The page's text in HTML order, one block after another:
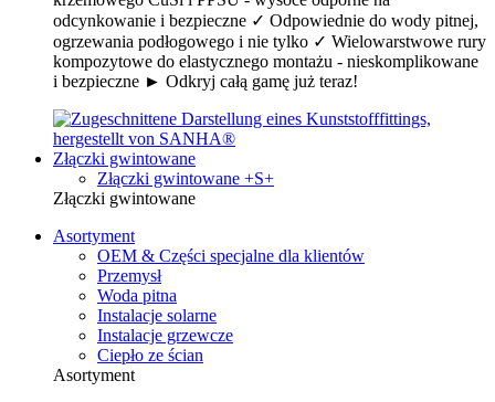
odcynkowanie i bezpieczne ✓ Odpowiednie do wody pitnej,
ogrzewania podłogowego i nie tylko ✓ Wielowarstwowe rury
kompozytowe do elastycznego montażu - nieskomplikowane
i bezpieczne ► Odkryj całą gamę już teraz!
Złączki gwintowane
Złączki gwintowane +S+
Złączki gwintowane
Asortyment
OEM & Części specjalne dla klientów
Przemysł
Woda pitna
Instalacje solarne
Instalacje grzewcze
Ciepło ze ścian
Asortyment